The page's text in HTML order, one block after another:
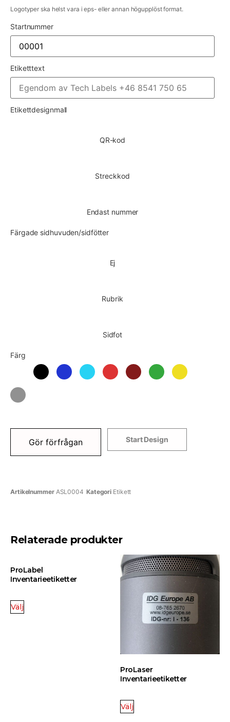
Logotyper ska helst vara i eps- eller annan högupplöst format.
Startnummer
Etiketttext
Etikettdesignmall
QR-kod
Streckkod
Endast nummer
Färgade sidhuvuden/sidfötter
Ej
Rubrik
Sidfot
Färg
Gör förfrågan Start Design
Artikelnummer ASL0004 Kategori Etikett
Relaterade produkter
ProLabel
Inventarieetiketter
Välj
ProLaser
Inventarieetiketter
Välj